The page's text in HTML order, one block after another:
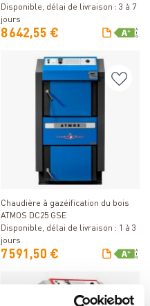
Disponible, délai de livraison : 3 à 7
jours
8 642,55 €
Détails
Chaudière à gazéification du bois
ATMOS DC25 GSE
Disponible, délai de livraison : 1 à 3
jours
7 591,50 €